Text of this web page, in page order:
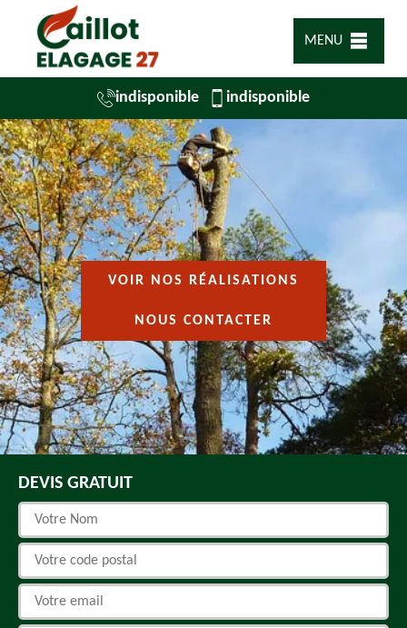
MENU
indisponible indisponible
VOIR NOS RÉALISATIONS
NOUS CONTACTER
DEVIS GRATUIT